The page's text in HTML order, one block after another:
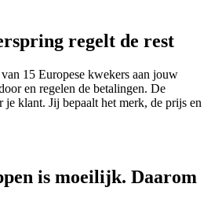
regelt de rest
15 Europese kwekers aan jouw
en regelen de betalingen. De
je klant. Jij bepaalt het merk, de prijs en
is moeilijk. Daarom